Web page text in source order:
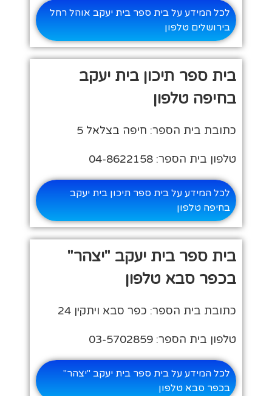
לכל המידע על בית ספר בית יעקב אוהל רחל
בירושלים טלפון
בית ספר תיכון בית יעקב
בחיפה טלפון
כתובת בית הספר: חיפה בצלאל 5
טלפון בית הספר: 04-8622158
לכל המידע על בית ספר תיכון בית יעקב
בחיפה טלפון
בית ספר בית יעקב "יצהר"
בכפר סבא טלפון
כתובת בית הספר: כפר סבא ויתקין 24
טלפון בית הספר: 03-5702859
לכל המידע על בית ספר בית יעקב "יצהר"
בכפר סבא טלפון